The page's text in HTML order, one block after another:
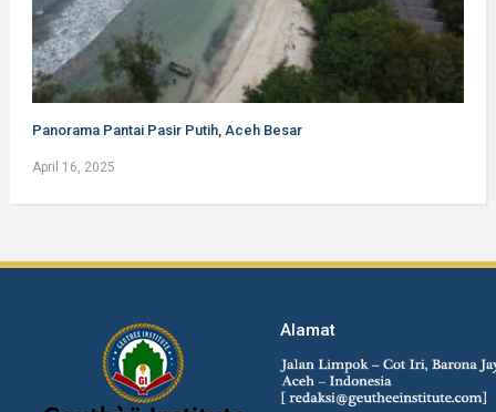
Panorama Pantai Pasir Putih, Aceh Besar
April 16, 2025
Alamat